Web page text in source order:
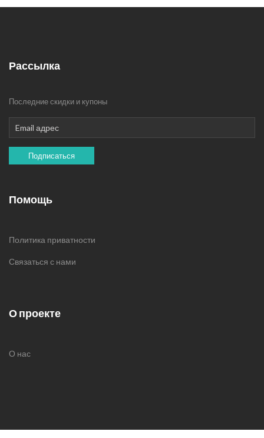
Рассылка
Последние скидки и купоны
Подписаться
Помощь
Политика приватности
Связаться с нами
О проекте
О нас